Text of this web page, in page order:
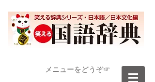
​メニューをどうぞ☞